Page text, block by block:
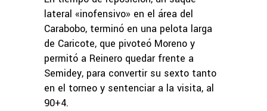
lateral «inofensivo» en el área del
Carabobo, terminó en una pelota larga
de Caricote, que pivoteó Moreno y
permitó a Reinero quedar frente a
Semidey, para convertir su sexto tanto
en el torneo y sentenciar a la visita, al
90+4.